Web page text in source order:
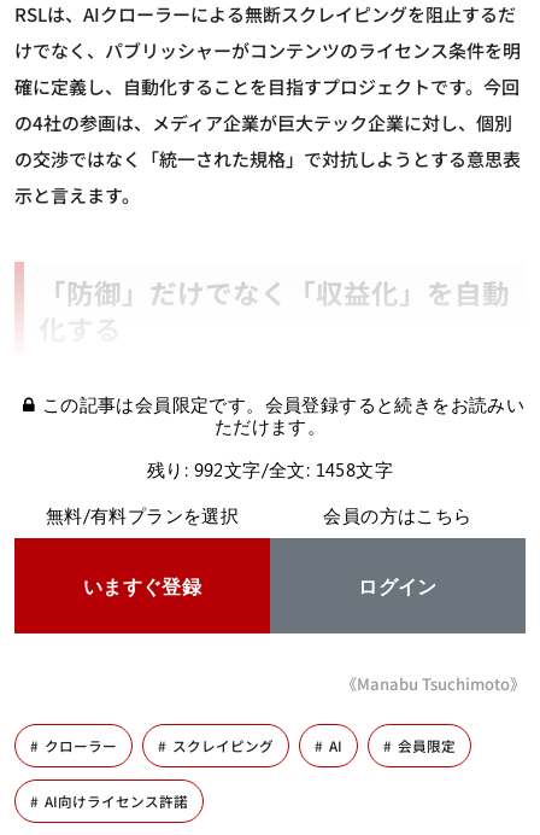
RSLは、AIクローラーによる無断スクレイピングを阻止するだ
けでなく、パブリッシャーがコンテンツのライセンス条件を明
確に定義し、自動化することを目指すプロジェクトです。今回
の4社の参画は、メディア企業が巨大テック企業に対し、個別
の交渉ではなく「統一された規格」で対抗しようとする意思表
示と言えます。
「防御」だけでなく「収益化」を自動
化する
この記事は会員限定です。会員登録すると続きをお読みい
ただけます。
残り: 992文字/全文: 1458文字
無料/有料プランを選択
いますぐ登録
会員の方はこちら
ログイン
《Manabu Tsuchimoto》
クローラー スクレイピング AI 会員限定
AI向けライセンス許諾